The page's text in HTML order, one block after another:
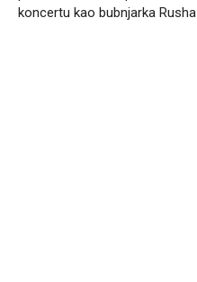
koncertu kao bubnjarka Rusha